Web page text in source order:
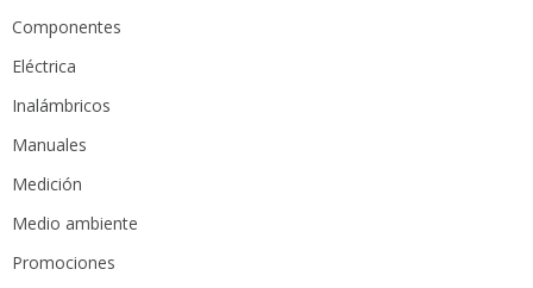
Componentes
Eléctrica
Inalámbricos
Manuales
Medición
Medio ambiente
Promociones